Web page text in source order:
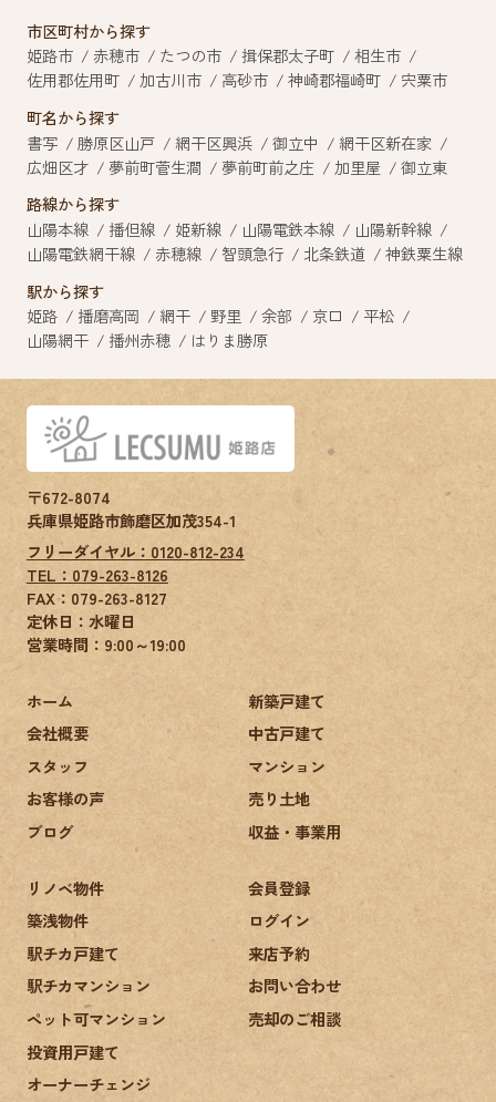
市区町村から探す
姫路市
赤穂市 たつの市 揖保郡太子町
相生市
佐用郡佐用町
加古川市 高砂市 神崎郡福崎町
宍粟市
町名から探す
書写
勝原区山戸 網干区興浜 御立中
網干区新在家
広畑区才
夢前町菅生澗 夢前町前之庄 加里屋
御立東
路線から探す
山陽本線
播但線 姫新線 山陽電鉄本線
山陽新幹線
山陽電鉄網干線
赤穂線 智頭急行 北条鉄道
神鉄粟生線
駅から探す
姫路
播磨高岡 網干 野里 余部 京口
平松
山陽網干
播州赤穂 はりま勝原
〒672-8074
兵庫県姫路市飾磨区加茂354-1
フリーダイヤル：0120-812-234
TEL：079-263-8126
FAX： 079-263-8127
定休日：水曜日
営業時間：9:00～19:00
ホーム
会社概要
スタッフ
お客様の声
ブログ
新築戸建て
中古戸建て
マンション
売り土地
収益・事業用
リノベ物件
築浅物件
駅チカ戸建て
駅チカマンション
ペット可マンション
投資用戸建て
オーナーチェンジ
会員登録
ログイン
来店予約
お問い合わせ
売却のご相談